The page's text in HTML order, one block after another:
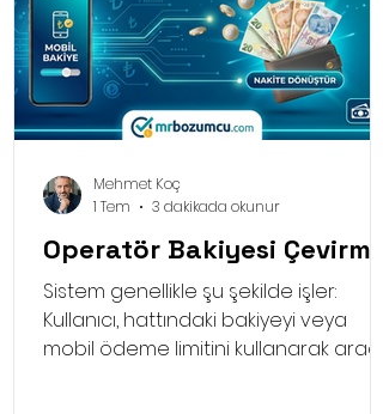
Operatör Bakiyesi Çevirme
Sistem genellikle şu şekilde işler:
Kullanıcı, hattındaki bakiyeyi veya
mobil ödeme limitini kullanarak aracı
Mehmet Koç
1 Tem
3 dakikada okunur